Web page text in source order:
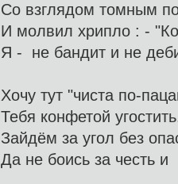
Со взглядом томным
И молвил хрипло : -
Я - не бандит и не
Хочу тут "чиста по-
Тебя конфетой
Зайдём за угол без
Да не боись за честь